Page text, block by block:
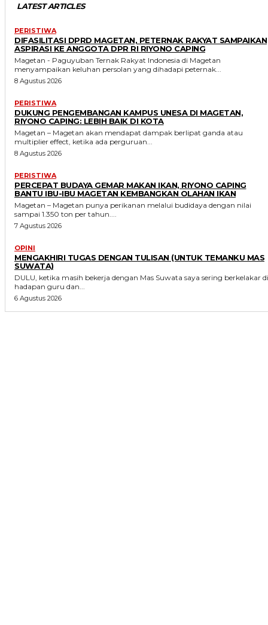
LATEST ARTICLES
PERISTIWA
DIFASILITASI DPRD MAGETAN, PETERNAK RAKYAT SAMPAIKAN
ASPIRASI KE ANGGOTA DPR RI RIYONO CAPING
Magetan - Paguyuban Ternak Rakyat Indonesia di Magetan
menyampaikan keluhan persolan yang dihadapi peternak...
8 Agustus 2026
PERISTIWA
DUKUNG PENGEMBANGAN KAMPUS UNESA DI MAGETAN,
RIYONO CAPING: LEBIH BAIK DI KOTA
Magetan – Magetan akan mendapat dampak berlipat ganda atau
multiplier effect, ketika ada perguruan...
8 Agustus 2026
PERISTIWA
PERCEPAT BUDAYA GEMAR MAKAN IKAN, RIYONO CAPING
BANTU IBU-IBU MAGETAN KEMBANGKAN OLAHAN IKAN
Magetan – Magetan punya perikanan melalui budidaya dengan nilai
sampai 1.350 ton per tahun....
7 Agustus 2026
OPINI
MENGAKHIRI TUGAS DENGAN TULISAN (UNTUK TEMANKU MAS
SUWATA)
DULU, ketika masih bekerja dengan Mas Suwata saya sering berkelakar di
hadapan guru dan...
6 Agustus 2026